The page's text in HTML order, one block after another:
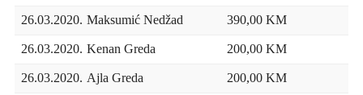
26.03.2020. Maksumić Nedžad
390,00 KM
26.03.2020. Kenan Greda
200,00 KM
26.03.2020. Ajla Greda
200,00 KM